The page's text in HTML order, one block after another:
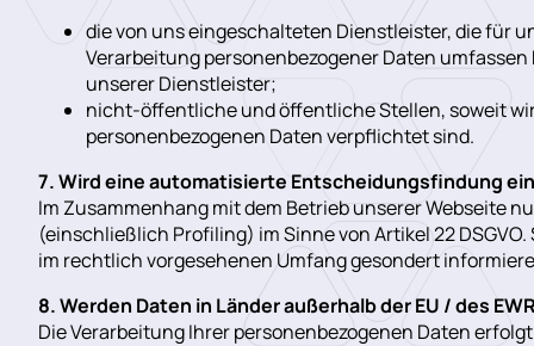
die von uns eingeschalteten Dienstleister, die für
Verarbeitung personenbezogener Daten
unserer Dienstleister;
nicht-öffentliche und öffentliche Stellen, soweit
personenbezogenen Daten verpflichtet sind.
7. Wird eine automatisierte Entscheidungsfindung
Im Zusammenhang mit dem Betrieb unserer Webseite
(einschließlich Profiling) im Sinne von Artikel 22
im rechtlich vorgesehenen Umfang gesondert
8. Werden Daten in Länder außerhalb der EU / des
Die Verarbeitung Ihrer personenbezogenen Daten